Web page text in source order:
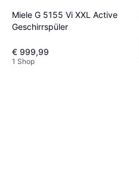
Miele G 5155 Vi XXL Active
Geschirrspüler
€ 999,99
1 Shop